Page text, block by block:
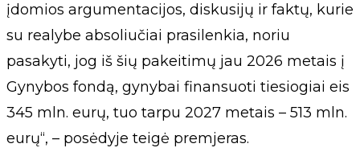
įdomios argumentacijos, diskusijų ir faktų, kurie
su realybe absoliučiai prasilenkia, noriu
pasakyti, jog iš šių pakeitimų jau 2026 metais į
Gynybos fondą, gynybai finansuoti tiesiogiai eis
345 mln. eurų, tuo tarpu 2027 metais – 513 mln.
eurų“, – posėdyje teigė premjeras.